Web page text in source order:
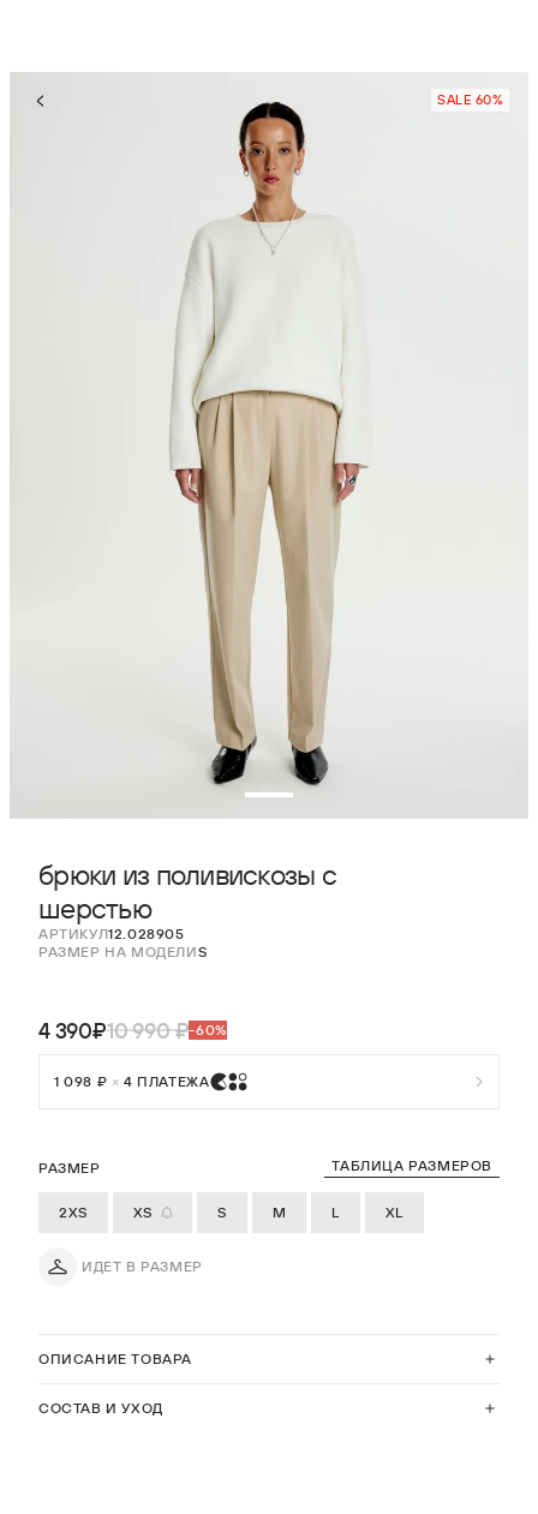
SALE 60%
брюки из поливискозы с
шерстью
АРТИКУЛ12.028905
РАЗМЕР НА МОДЕЛИS
ОПИСАНИЕ ТОВАРА
СОСТАВ И УХОД
РАЗМЕР ТАБЛИЦА РАЗМЕРОВ
2XS XS S M L XL
ИДЕТ В РАЗМЕР
4 390₽10 990 ₽-60%
1 098 ₽ × 4 ПЛАТЕЖА